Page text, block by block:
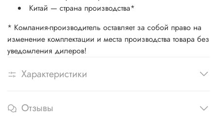
Китай — страна производства*
* Компания-производитель оставляет за собой право на
изменение комплектации и места производства товара без
уведомления дилеров!
Характеристики
Отзывы